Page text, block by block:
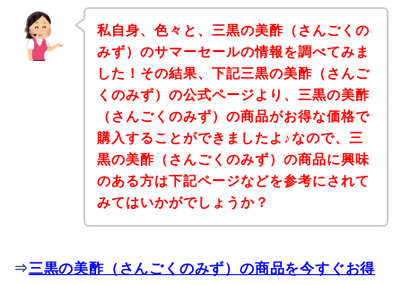
私自身、色々と、三黒の美酢（さんごくの
みず）のサマーセールの情報を調べてみま
した！その結果、下記三黒の美酢（さんご
くのみず）の公式ページより、三黒の美酢
（さんごくのみず）の商品がお得な価格で
購入することができましたよ♪なので、三
黒の美酢（さんごくのみず）の商品に興味
のある方は下記ページなどを参考にされて
みてはいかがでしょうか？
⇒三黒の美酢（さんごくのみず）の商品を今すぐお得